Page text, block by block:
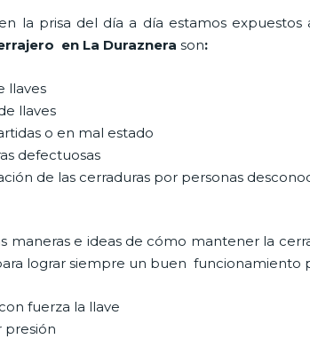
la prisa del día a día estamos
en La Duraznera son:
llaves
llaves
o en mal estado
defectuosas
de las cerraduras por personas
maneras e ideas de cómo mantener la
lograr siempre un buen funcionamiento
fuerza la llave
presión